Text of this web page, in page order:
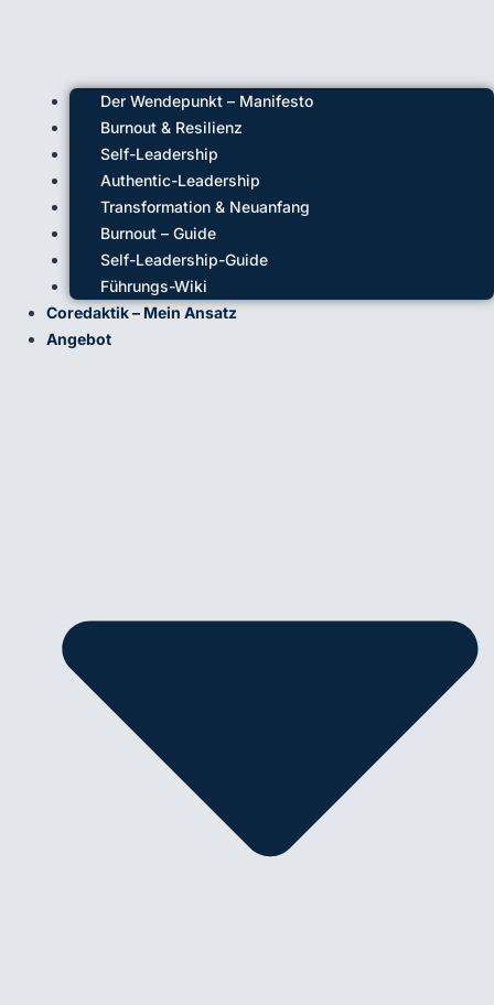
Der Wendepunkt – Manifesto
Burnout & Resilienz
Self-Leadership
Authentic-Leadership
Transformation & Neuanfang
Burnout – Guide
Self-Leadership-Guide
Führungs-Wiki
Coredaktik – Mein Ansatz
Angebot